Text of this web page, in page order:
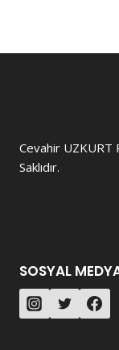
Cevahir UZKURT
Saklıdır.
SOSYAL